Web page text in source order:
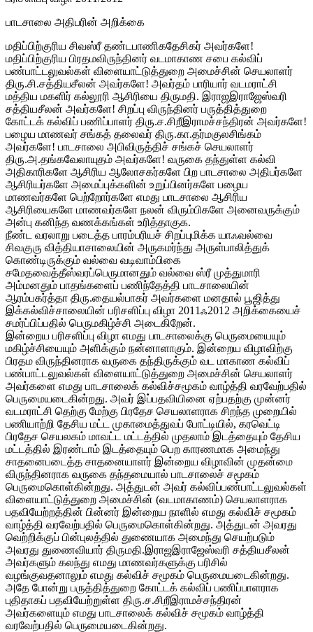
பாடசாலை அதிபரின் அறிக்கை
மதிப்பிற்குரிய சிவஸ்ரீ தண்டபாணிகதேசிகர் அவர்களே!
மதிப்பிற்குரிய பிரதமவிருந்தினர் வடமாகாண சபை கல்விப்
பண்பாட்டலுவல்கள் விளையாட்டுத்துறை அமைச்சின் செயலாளர்
திரு.சி.சத்தியசீலன் அவர்களே! அவர்தம் பாரியார் வடமராட்சி
மத்திய மகளிர் கல்லூரி ஆசிரியை திருமதி. இராஜஇராஜேஸ்வரி
சத்தியசீலன் அவர்களே! சிறப்பு விருந்தினர் பருத்தித்துறை
கோட்டக் கல்விப் பணிப்பாளர் திரு.ச.சிறீஇராமச்சந்திரன் அவர்களே!
பழைய மாணவர் சங்கத் தலைவர் திரு.கா.தர்மகுலசிங்கம்
அவர்களே! பாடசாலை அபிவிருத்திச் சங்கச் செயலாளர்
திரு.அ.தங்கவேலாயுதம் அவர்களே! வருகை தந்துள்ள கல்வி
அதிகாரிகளே ஆசிரிய ஆலோசகர்களே பிற பாடசாலை அதிபர்களே
ஆசிரியர்களே அமைப்புக்களின் உறுப்பினர்களே பழைய
மாணவர்களே பெற்றோர்களே எமது பாடசாலை ஆசிரிய
ஆசிரியைகளே மாணவர்களே நலன் விரும்பிகளே அனைவருக்கும்
அன்பு கனிந்த வணக்கங்கள் உரித்தாகுக.
நீண்ட வரலாறு படைத்த பாரம்பரியச் சிறப்புமிக்க யாஃவல்வை
சிவகுரு வித்தியாசாலையின் அருகமர்ந்து அருள்பாலித்துக்
கொண்டிருக்கும் வல்வை வடிவாம்பிகை
சமேதவைத்தீஸ்வரப்பெருமானதும் வல்வை ஸ்ரீ முத்துமாரி
அம்மனதும் பாதங்களைப் பணிந்தேத்தி பாடசாலையின்
ஆரம்பகர்த்தா திரு.தையல்பாகர் அவர்களை மனதால் பூஜித்து
இக்கல்விச்சாலையின் பரிசளிப்பு விழா 2011ஃ2012 அறிக்கையைச்
சமர்ப்பிப்பதில் பெருமகிழ்ச்சி அடைகிறேன்.
இன்றைய பரிசளிப்பு விழா எமது பாடசாலைக்கு பெருமையையும்
மகிழ்ச்சியையும் அளிக்கும் நன்னாளாகும். இன்றைய விழாவிற்கு
பிரதம விருந்தினராக வருகை தந்திருக்கும் வட மாகாண கல்விப்
பண்பாட்டலுவல்கள் விளையாட்டுத்துறை அமைச்சின் செயலாளர்
அவர்களை எமது பாடசாலைக் கல்விச்சமூகம் வாழ்த்தி வரவேற்பதில்
பெருமையடைகின்றது. அவர் இப்பதவியினை ஏற்பதற்கு முன்னர்
வடமராட்சி தெற்கு மேற்கு பிரதேச செயலாளராக சிறந்த முறையில்
பணியாற்றி தேசிய மட்ட முகாமைத்துவப் போட்டியில், கரவெட்டி
பிரதேச செயலகம் மாவட்ட மட்டத்தில் முதலாம் இடத்தையும் தேசிய
மட்டத்தில் இரண்டாம் இடத்தையும் பெற காரணமாக அமைந்து
சாதனைபடைத்த சாதனையாளர் இன்றைய விழாவின் முதன்மை
விருந்தினராக வருகை தந்தமையால் பாடசாலைச் சமூகம்
பெருமைகொள்கின்றது. அத்துடன் அவர் கல்விப்பண்பாட்டலுவல்கள்
விளையாட்டுத்துறை அமைச்சின் (வடமாகாணம்) செயலாளராக
பதவியேற்றத்தின் பின்னர் இன்றைய நாளில் எமது கல்விச் சமூகம்
வாழ்த்தி வரவேற்பதில் பெருமைகொள்கின்றது. அத்துடன் அவரது
வெற்றிக்குப் பின்புலத்தில் துணையாக அமைந்து செயற்படும்
அவரது துணைவியார் திருமதி.இராஜஇராஜேஸ்வரி சத்தியசீலன்
அவர்களும் கலந்து எமது மாணவர்களுக்கு பரிசில்
வழங்குவதனாலும் எமது கல்விச் சமூகம் பெருமையடைகின்றது.
அதே போன்று பருத்தித்துறை கோட்டக் கல்விப் பணிப்பாளராக
புதிதாகப் பதவியேற்றுள்ள திரு.ச.சிறீஇராமச்சந்திரன்
அவர்களையும் எமது பாடசாலைக் கல்விச் சமூகம் வாழ்த்தி
வரவேற்பதில் பெருமையடைகின்றது.